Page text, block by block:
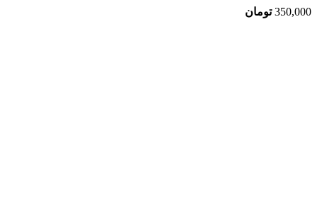
350,000 تومان